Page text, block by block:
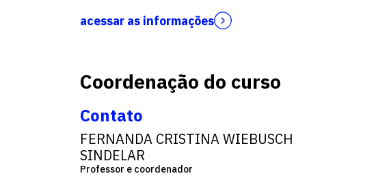
acessar as informações
Coordenação do curso
Contato
FERNANDA CRISTINA WIEBUSCH
SINDELAR
Professor e coordenador